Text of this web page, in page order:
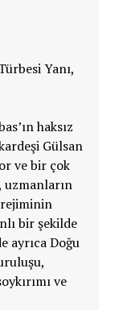
Yanı,
haksız
Gülsan
ve bir çok
uzmanların
rejiminin
bir şekilde
ayrıca Doğu
ve